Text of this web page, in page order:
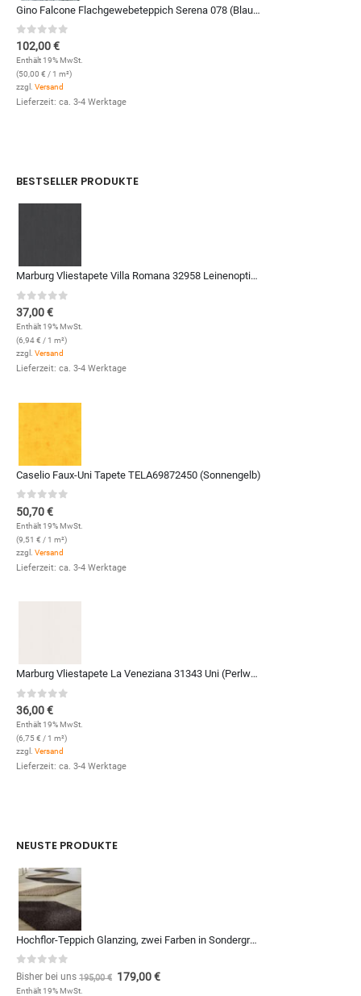
Gino Falcone Flachgewebeteppich Serena 078 (Blau Multi; 120 x 170 cm)
0out of 5
102,00€
Enthält 19% MwSt.
(50,00 € / 1 m²)
zzgl. Versand
Lieferzeit: ca. 3-4 Werktage
BESTSELLER PRODUKTE
Marburg Vliestapete Villa Romana 32958 Leinenoptik (Anthrazit)
0out of 5
37,00€
Enthält 19% MwSt.
(6,94€ / 1 m²)
zzgl. Versand
Lieferzeit: ca. 3-4 Werktage
Caselio Faux-Uni Tapete TELA69872450 (Sonnengelb)
0out of 5
50,70€
Enthält 19% MwSt.
(9,51 € / 1 m²)
zzgl. Versand
Lieferzeit: ca. 3-4 Werktage
Marburg Vliestapete La Veneziana 31343 Uni (Perlweiß)
0out of 5
36,00€
Enthält 19% MwSt.
(6,75€ / 1 m²)
zzgl. Versand
Lieferzeit: ca. 3-4 Werktage
NEUSTE PRODUKTE
Hochflor-Teppich Glanzing, zwei Farben in Sondergrößen und Formen, zum Qm-Preis von (Kopie)
0 out of 5
Bisher bei uns 195,00€ 179,00€
Enthält 19% MwSt.